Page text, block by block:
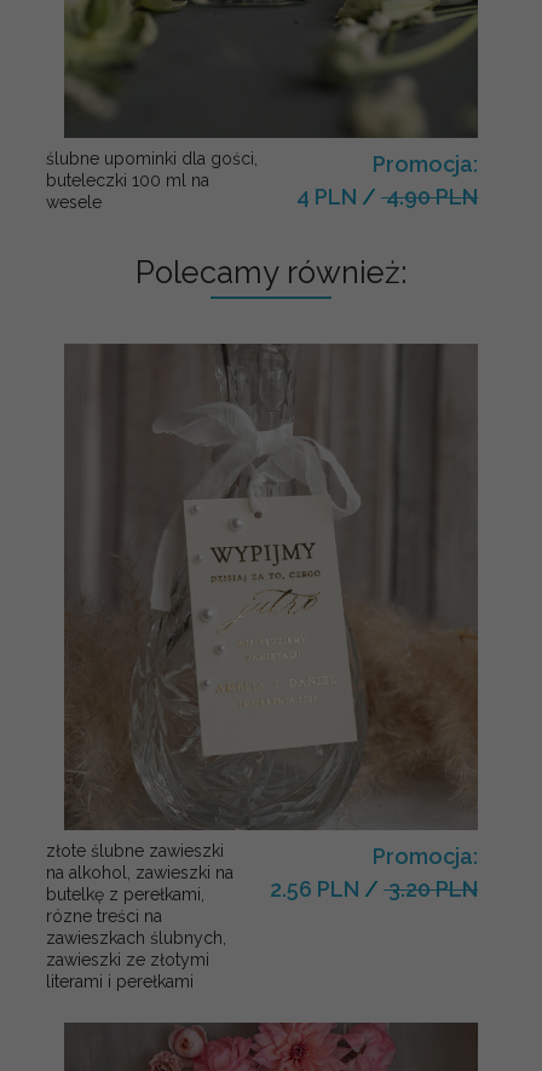
ślubne upominki dla gości,
buteleczki 100 ml na
wesele
Promocja:
4 PLN / 4.90 PLN
Polecamy również:
złote ślubne zawieszki
na alkohol, zawieszki na
butelkę z perełkami,
rózne treści na
zawieszkach ślubnych,
zawieszki ze złotymi
literami i perełkami
Promocja:
2.56 PLN / 3.20 PLN